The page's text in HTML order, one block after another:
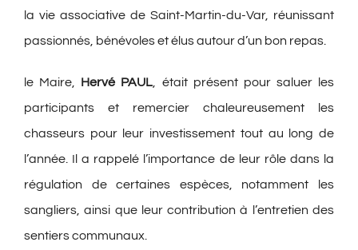
la vie associative de Saint-Martin-du-Var, réunissant
passionnés, bénévoles et élus autour d’un bon repas.
le Maire, Hervé PAUL, était présent pour saluer les
participants et remercier chaleureusement les
chasseurs pour leur investissement tout au long de
l’année. Il a rappelé l’importance de leur rôle dans la
régulation de certaines espèces, notamment les
sangliers, ainsi que leur contribution à l’entretien des
sentiers communaux.